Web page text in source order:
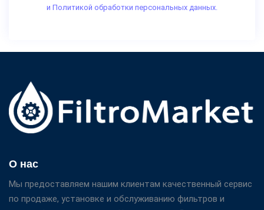
и Политикой обработки персональных данных.
О нас
Мы предоставляем нашим клиентам качественный сервис
по продаже, установке и обслуживанию фильтров и